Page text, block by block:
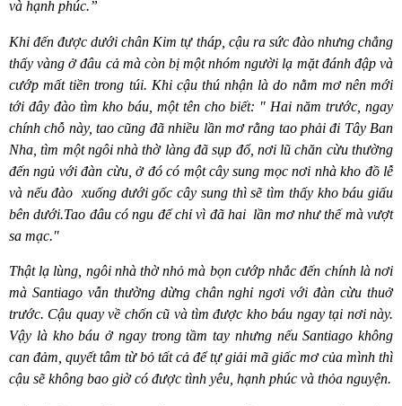
và hạnh phúc.”
Khi đến được dưới chân Kim tự tháp, cậu ra sức đào nhưng chẳng
thấy vàng ở đâu cả mà còn bị một nhóm người lạ mặt đánh đập và
cướp mất tiền trong túi. Khi cậu thú nhận là do nằm mơ nên mới
tới đây đào tìm kho báu, một tên cho biết: " Hai năm trước, ngay
chính chỗ này, tao cũng đã nhiều lần mơ rằng tao phải đi Tây Ban
Nha, tìm một ngôi nhà thờ làng đã sụp đổ, nơi lũ chăn cừu thường
đến ngủ với đàn cừu, ở đó có một cây sung mọc nơi nhà kho đồ lễ
và nếu đào xuống dưới gốc cây sung thì sẽ tìm thấy kho báu giấu
bên dưới.Tao đâu có ngu để chỉ vì đã hai lần mơ như thế mà vượt
sa mạc."
Thật lạ lùng, ngôi nhà thờ nhỏ mà bọn cướp nhắc đến chính là nơi
mà Santiago vẫn thường dừng chân nghỉ ngơi với đàn cừu thuở
trước. Cậu quay về chốn cũ và tìm được kho báu ngay tại nơi này.
Vậy là kho báu ở ngay trong tầm tay nhưng nếu Santiago không
can đảm, quyết tâm từ bỏ tất cả để tự giải mã giấc mơ của mình thì
cậu sẽ không bao giờ có được tình yêu, hạnh phúc và thỏa nguyện.